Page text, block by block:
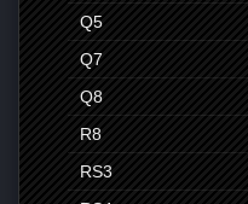
Q5
Q7
Q8
R8
RS3